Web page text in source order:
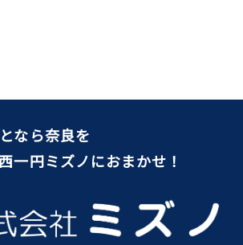
なら奈良を
一円ミズノにおまかせ！